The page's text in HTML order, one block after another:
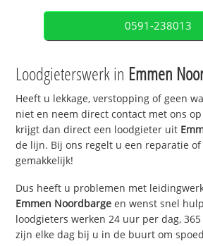
0591-238013
Loodgieterswerk in Emmen
Heeft u lekkage, verstopping of geen
niet en neem direct contact met ons op
krijgt dan direct een loodgieter uit
de lijn. Bij ons regelt u een reparatie
gemakkelijk!
Dus heeft u problemen met
Emmen Noordbarge en wenst snel
loodgieters werken 24 uur per dag,
zijn elke dag bij u in de buurt om